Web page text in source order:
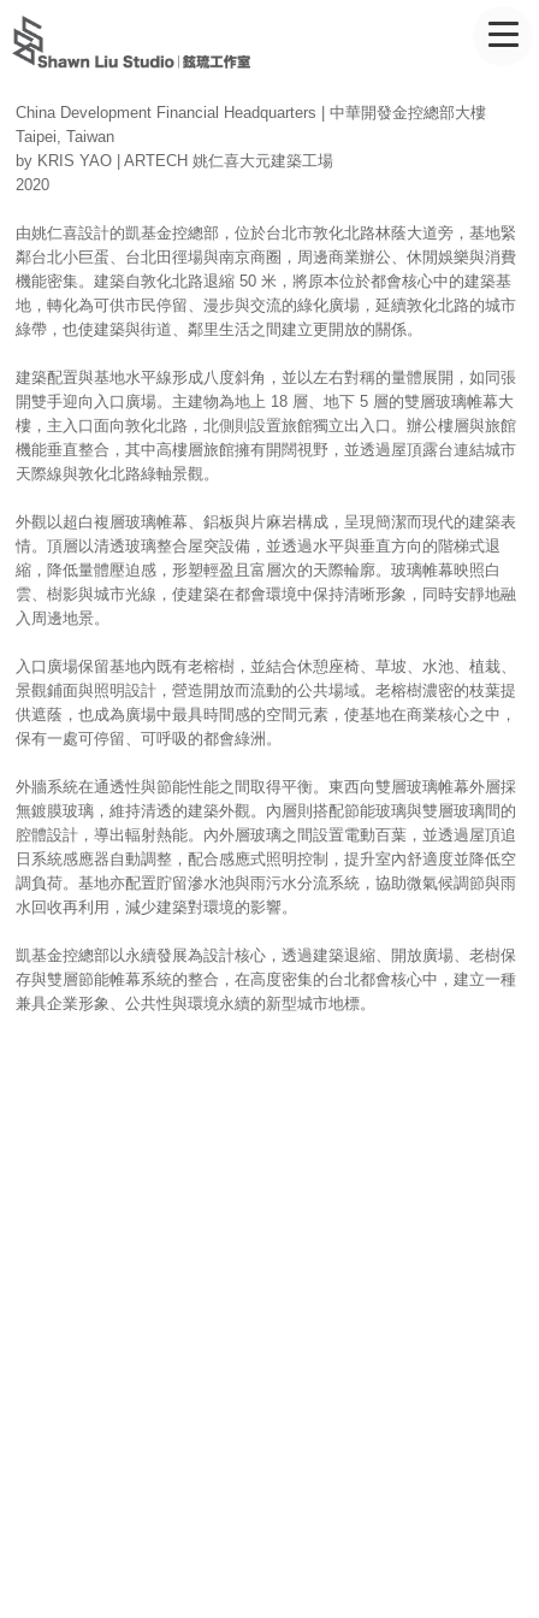
China Development Financial Headquarters | 中華開發金控總部大樓
Taipei, Taiwan
by KRIS YAO | ARTECH 姚仁喜大元建築工場
2020
由姚仁喜設計的凱基金控總部，位於台北市敦化北路林蔭大道旁，基地緊
鄰台北小巨蛋、台北田徑場與南京商圈，周邊商業辦公、休閒娛樂與消費
機能密集。建築自敦化北路退縮 50 米，將原本位於都會核心中的建築基
地，轉化為可供市民停留、漫步與交流的綠化廣場，延續敦化北路的城市
綠帶，也使建築與街道、鄰里生活之間建立更開放的關係。
建築配置與基地水平線形成八度斜角，並以左右對稱的量體展開，如同張
開雙手迎向入口廣場。主建物為地上 18 層、地下 5 層的雙層玻璃帷幕大
樓，主入口面向敦化北路，北側則設置旅館獨立出入口。辦公樓層與旅館
機能垂直整合，其中高樓層旅館擁有開闊視野，並透過屋頂露台連結城市
天際線與敦化北路綠軸景觀。
外觀以超白複層玻璃帷幕、鋁板與片麻岩構成，呈現簡潔而現代的建築表
情。頂層以清透玻璃整合屋突設備，並透過水平與垂直方向的階梯式退
縮，降低量體壓迫感，形塑輕盈且富層次的天際輪廓。玻璃帷幕映照白
雲、樹影與城市光線，使建築在都會環境中保持清晰形象，同時安靜地融
入周邊地景。
入口廣場保留基地內既有老榕樹，並結合休憩座椅、草坡、水池、植栽、
景觀鋪面與照明設計，營造開放而流動的公共場域。老榕樹濃密的枝葉提
供遮蔭，也成為廣場中最具時間感的空間元素，使基地在商業核心之中，
保有一處可停留、可呼吸的都會綠洲。
外牆系統在通透性與節能性能之間取得平衡。東西向雙層玻璃帷幕外層採
無鍍膜玻璃，維持清透的建築外觀。內層則搭配節能玻璃與雙層玻璃間的
腔體設計，導出輻射熱能。內外層玻璃之間設置電動百葉，並透過屋頂追
日系統感應器自動調整，配合感應式照明控制，提升室內舒適度並降低空
調負荷。基地亦配置貯留滲水池與雨污水分流系統，協助微氣候調節與雨
水回收再利用，減少建築對環境的影響。
凱基金控總部以永續發展為設計核心，透過建築退縮、開放廣場、老樹保
存與雙層節能帷幕系統的整合，在高度密集的台北都會核心中，建立一種
兼具企業形象、公共性與環境永續的新型城市地標。